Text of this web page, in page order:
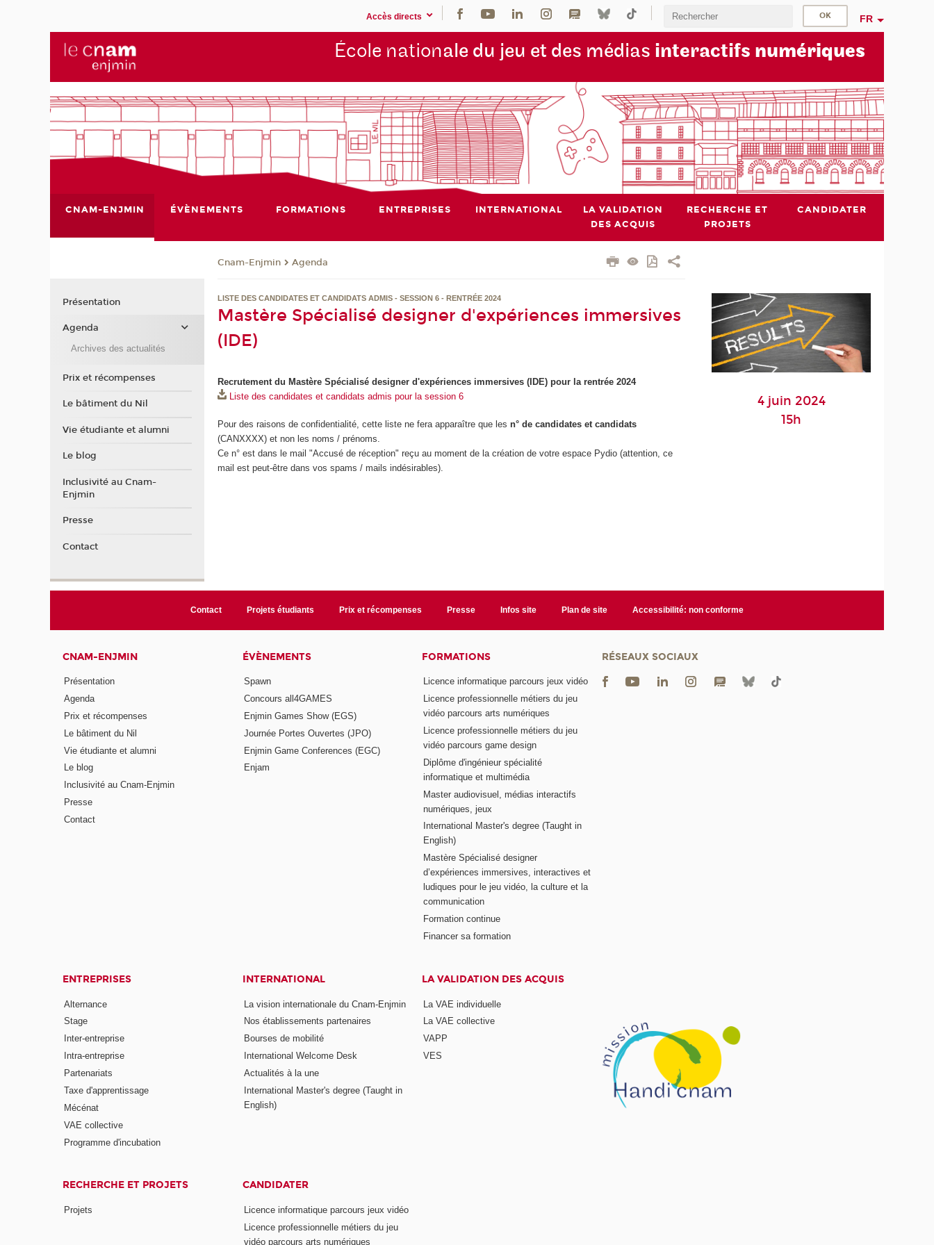
Accès directs FR
École nationale du jeu et des médias interactifs numériques
CNAM-ENJMIN ÉVÈNEMENTS FORMATIONS ENTREPRISES INTERNATIONAL
LA VALIDATION
DES ACQUIS
RECHERCHE ET
PROJETS
CANDIDATER
Cnam-Enjmin Agenda
LISTE DES CANDIDATES ET CANDIDATS ADMIS - SESSION 6 - RENTRÉE 2024
Mastère Spécialisé designer d'expériences immersives
(IDE)
Recrutement du Mastère Spécialisé designer d'expériences immersives (IDE) pour la rentrée 2024
Liste des candidates et candidats admis pour la session 6
Pour des raisons de confidentialité, cette liste ne fera apparaître que lesn° de candidates et candidats
(CANXXXX) et non les noms / prénoms.
Ce n° est dans le mail "Accusé de réception" reçu au moment de la création de votre espace Pydio (attention, ce
mail est peut-être dans vos spams / mails indésirables).
4 juin 2024
15h
Présentation
Agenda
Archives des actualités
Prix et récompenses
Le bâtiment du Nil
Vie étudiante et alumni
Le blog
Inclusivité au Cnam-
Enjmin
Presse
Contact
Contact Projets étudiants Prix et récompenses Presse Infos site Plan de site Accessibilité: non conforme
CNAM-ENJMIN
Présentation
Agenda
Prix et récompenses
Le bâtiment du Nil
Vie étudiante et alumni
Le blog
Inclusivité au Cnam-Enjmin
Presse
Contact
ÉVÈNEMENTS
Spawn
Concours all4GAMES
Enjmin Games Show (EGS)
Journée Portes Ouvertes (JPO)
Enjmin Game Conferences (EGC)
Enjam
FORMATIONS
Licence informatique parcours jeux vidéo
Licence professionnelle métiers du jeu
vidéo parcours arts numériques
Licence professionnelle métiers du jeu
vidéo parcours game design
Diplôme d'ingénieur spécialité
informatique et multimédia
Master audiovisuel, médias interactifs
numériques, jeux
International Master's degree (Taught in
English)
Mastère Spécialisé designer
d’expériences immersives, interactives et
ludiques pour le jeu vidéo, la culture et la
communication
Formation continue
Financer sa formation
ENTREPRISES
Alternance
Stage
Inter-entreprise
Intra-entreprise
Partenariats
Taxe d'apprentissage
Mécénat
VAE collective
Programme d'incubation
INTERNATIONAL
La vision internationale du Cnam-Enjmin
Nos établissements partenaires
Bourses de mobilité
International Welcome Desk
Actualités à la une
International Master's degree (Taught in
English)
LA VALIDATION DES ACQUIS
La VAE individuelle
La VAE collective
VAPP
VES
RECHERCHE ET PROJETS
Projets
CANDIDATER
Licence informatique parcours jeux vidéo
Licence professionnelle métiers du jeu
vidéo parcours arts numériques
RÉSEAUX SOCIAUX